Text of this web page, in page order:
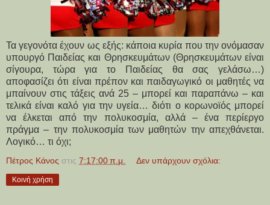
Τα γεγονότα έχουν ως εξής: κάποια κυρία που την ονόμασαν
υπουργό Παιδείας και Θρησκευμάτων (Θρησκευμάτων είναι
σίγουρα, τώρα για το Παιδείας θα σας γελάσω…)
αποφασίζει ότι είναι πρέπον και παιδαγωγικό οι μαθητές να
μπαίνουν στις τάξεις ανά 25 – μπορεί και παραπάνω – και
τελικά είναι καλό για την υγεία… διότι ο κορωνοϊός μπορεί
να έλκεται από την πολυκοσμία, αλλά – ένα περίεργο
πράγμα – την πολυκοσμία των μαθητών την απεχθάνεται.
Λογικό… τι όχι;
Πέτρος Κάνος στις 7:17:00 π.μ. Δεν υπάρχουν σχόλια:
Κοινή χρήση